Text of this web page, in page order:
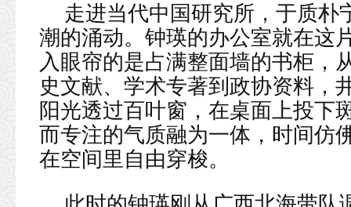
走进当代中国研究所，于质朴
潮的涌动。钟瑛的办公室就在这
入眼帘的是占满整面墙的书柜，
史文献、学术专著到政协资料，
阳光透过百叶窗，在桌面上投下
而专注的气质融为一体，时间仿
在空间里自由穿梭。